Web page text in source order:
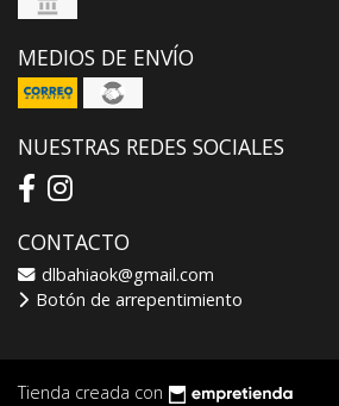
MEDIOS DE ENVÍO
NUESTRAS REDES SOCIALES
CONTACTO
dlbahiaok@gmail.com
Botón de arrepentimiento
Tienda creada con